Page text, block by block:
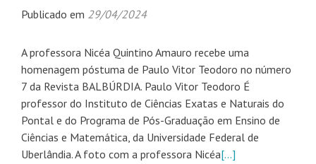
Publicado em 29/04/2024
A professora Nicéa Quintino Amauro recebe uma
homenagem póstuma de Paulo Vitor Teodoro no número
7 da Revista BALBÚRDIA. Paulo Vitor Teodoro É
professor do Instituto de Ciências Exatas e Naturais do
Pontal e do Programa de Pós-Graduação em Ensino de
Ciências e Matemática, da Universidade Federal de
Uberlândia. A foto com a professora Nicéa[…]